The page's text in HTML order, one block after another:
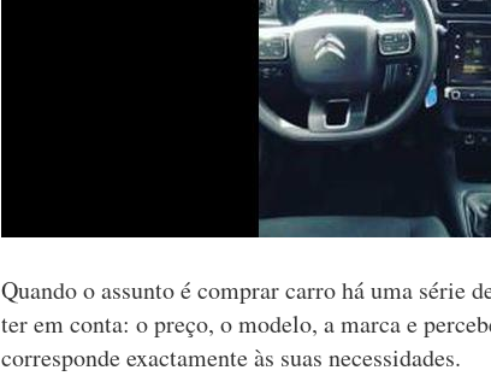
Quando o assunto é comprar carro há uma série
ter em conta: o preço, o modelo, a marca e
corresponde exactamente às suas necessidades.